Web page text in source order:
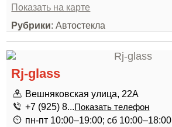
Показать на карте
Рубрики: Автостекла
Rj-glass
Вешняковская улица, 22А
+7 (925) 8...Показать телефон
пн-пт 10:00–19:00; сб 10:00–18:00